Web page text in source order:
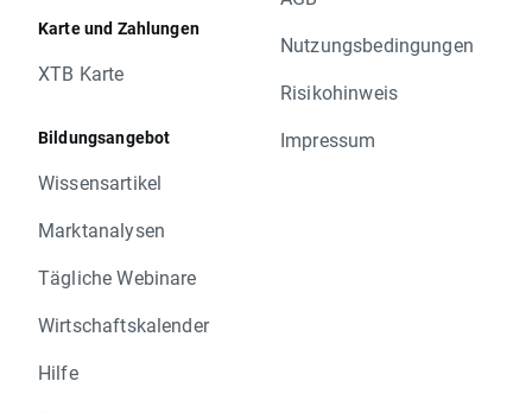
Karte und Zahlungen
XTB Karte
Bildungsangebot
Wissensartikel
Marktanalysen
Tägliche Webinare
Wirtschaftskalender
Hilfe
Nutzungsbedingungen
Risikohinweis
Impressum